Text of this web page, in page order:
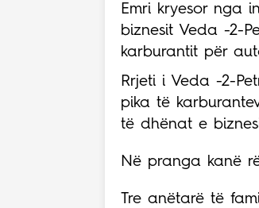
Emri kryesor nga
biznesit Veda -2-
karburantit për
Rrjeti i Veda -2-
pika të
të dhënat e
Në pranga kanë
Tre anëtarë të